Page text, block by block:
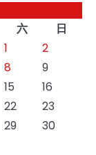
六
日
1
2
8
9
15
16
22
23
29
30